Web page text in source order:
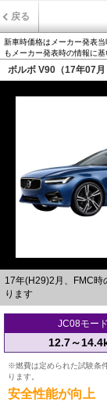
戻る
新車時価格はメーカー発表
もメーカー発表時の情報に基
ボルボ V90（17年07
17年(H29)2月、FMC時
ります
JC08モード
12.7～
※燃費は定められた試験条
ります。
安全性能が向上